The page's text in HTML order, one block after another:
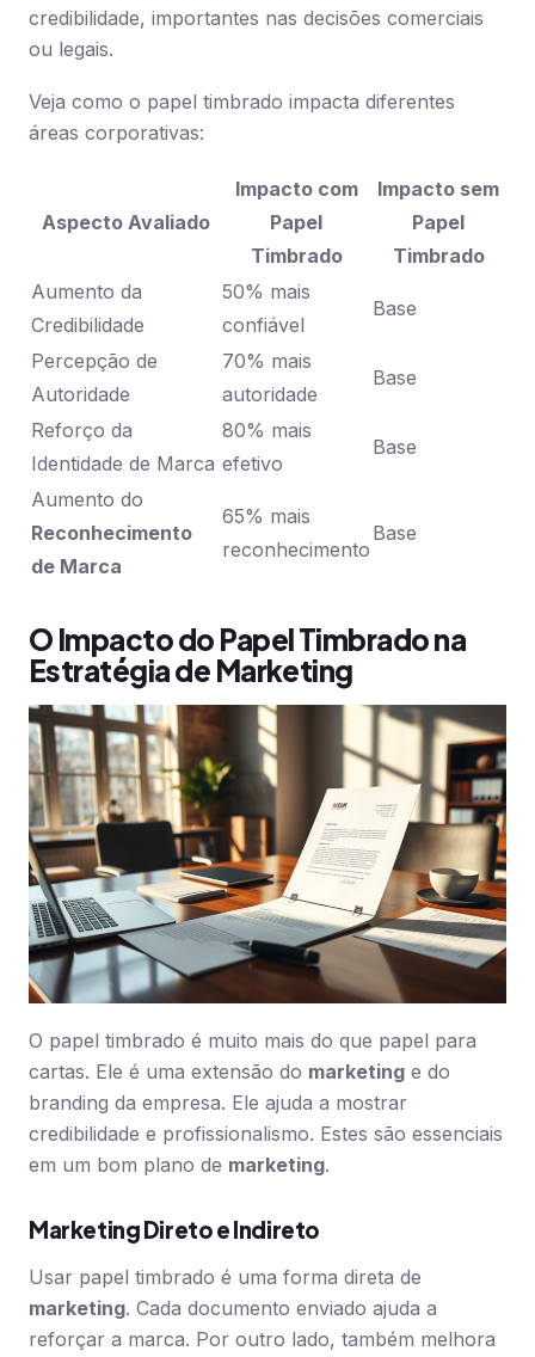
credibilidade, importantes nas decisões comerciais
ou legais.
Veja como o papel timbrado impacta diferentes
áreas corporativas:
Aspecto Avaliado
Impacto com
Papel
Timbrado
Impacto sem
Papel
Timbrado
Aumento da
Credibilidade
50% mais
confiável
Base
Percepção de
Autoridade
70% mais
autoridade
Base
Reforço da
Identidade de Marca
80% mais
efetivo
Base
Aumento do
Reconhecimento
de Marca
65% mais
reconhecimento
Base
O Impacto do Papel Timbrado na
Estratégia de Marketing
O papel timbrado é muito mais do que papel para
cartas. Ele é uma extensão do marketing e do
branding da empresa. Ele ajuda a mostrar
credibilidade e profissionalismo. Estes são essenciais
em um bom plano de marketing.
Marketing Direto e Indireto
Usar papel timbrado é uma forma direta de
marketing. Cada documento enviado ajuda a
reforçar a marca. Por outro lado, também melhora